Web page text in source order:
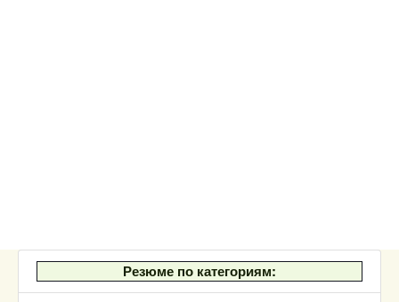
Резюме по категориям: